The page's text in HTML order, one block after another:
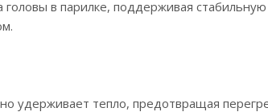
в парилке, поддерживая
удерживает тепло, предотвращая